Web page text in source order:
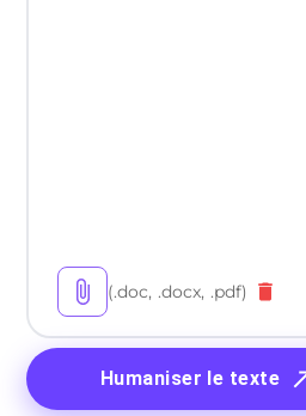
(.doc, .docx, .pdf)
Humaniser le texte